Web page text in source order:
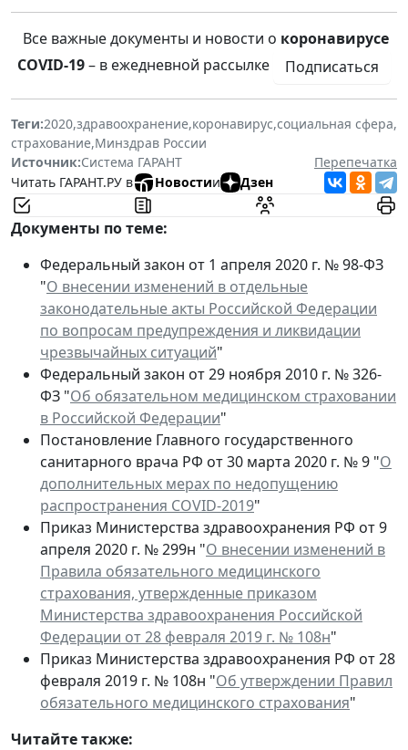
Все важные документы и новости о коронавирусе
COVID-19– в ежедневной рассылке Подписаться
Теги:2020,здравоохранение,коронавирус,социальная сфера,
страхование,Минздрав России
Источник:Система ГАРАНТ
Перепечатка
Читать ГАРАНТ.РУ в
Новостии Дзен
Документы по теме:
Федеральный закон от 1 апреля 2020 г. № 98-ФЗ
"О внесении изменений в отдельные
законодательные акты Российской Федерации
по вопросам предупреждения и ликвидации
чрезвычайных ситуаций"
Федеральный закон от 29 ноября 2010 г. № 326-
ФЗ "Об обязательном медицинском страховании
в Российской Федерации"
Постановление Главного государственного
санитарного врача РФ от 30 марта 2020 г. № 9 "О
дополнительных мерах по недопущению
распространения COVID-2019"
Приказ Министерства здравоохранения РФ от 9
апреля 2020 г. № 299н "О внесении изменений в
Правила обязательного медицинского
страхования, утвержденные приказом
Министерства здравоохранения Российской
Федерации от 28 февраля 2019 г. № 108н"
Приказ Министерства здравоохранения РФ от 28
февраля 2019 г. № 108н "Об утверждении Правил
обязательного медицинского страхования"
Читайте также: